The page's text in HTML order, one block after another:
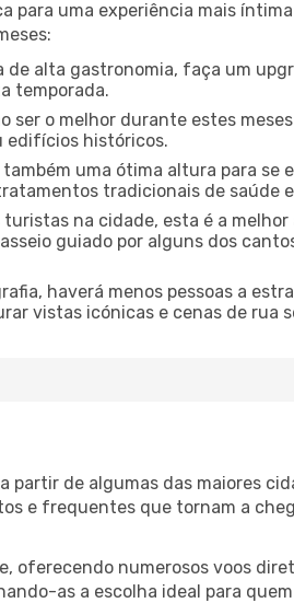
para uma experiência mais
alta gastronomia, faça um
temporada.
ser o melhor durante estes
edifícios históricos.
uma ótima altura para se
tradicionais de saúde
turistas na cidade, esta é a
guiado por alguns dos
haverá menos pessoas a
vistas icónicas e cenas de rua
de algumas das maiores
e frequentes que tornam a
oferecendo numerosos voos
as a escolha ideal para